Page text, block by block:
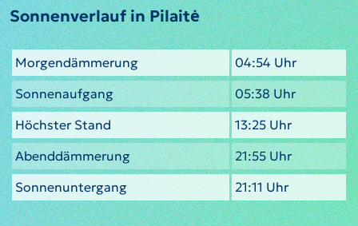
Sonnenverlauf in Pilaitė
Morgendämmerung
04:54 Uhr
Sonnenaufgang
05:38 Uhr
Höchster Stand
13:25 Uhr
Abenddämmerung
21:55 Uhr
Sonnenuntergang
21:11 Uhr